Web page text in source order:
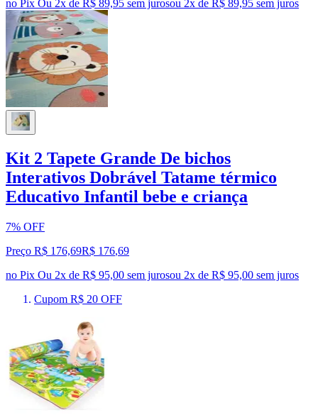
no Pix Ou 2x de R$ 89,95 sem jurosou 2x de R$ 89,95 sem juros
Kit 2 Tapete Grande De bichos
Interativos Dobrável Tatame térmico
Educativo Infantil bebe e criança
7% OFF
Preço R$ 176,69R$ 176,69
no Pix Ou 2x de R$ 95,00 sem jurosou 2x de R$ 95,00 sem juros
Cupom R$ 20 OFF